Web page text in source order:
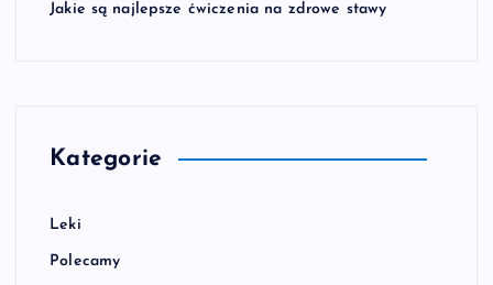
Jakie są najlepsze ćwiczenia na zdrowe stawy
Kategorie
Leki
Polecamy